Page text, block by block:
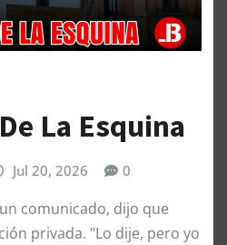
La Esquina
Jul 20, 2026 0
comunicado, dijo que
privada. "Lo dije, pero yo